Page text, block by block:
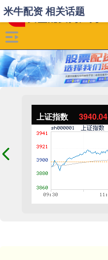
上证指数 3940.04
米牛配资 相关话题